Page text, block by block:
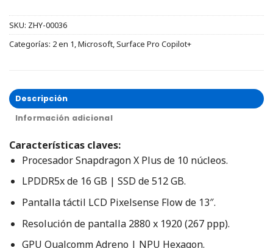
SKU: ZHY-00036
Categorías: 2 en 1,Microsoft,Surface Pro Copilot+
Descripción
Información adicional
Características claves:
Procesador Snapdragon X Plus de 10 núcleos.
LPDDR5x de 16 GB | SSD de 512 GB.
Pantalla táctil LCD Pixelsense Flow de 13″.
Resolución de pantalla 2880 x 1920 (267 ppp).
GPU Qualcomm Adreno | NPU Hexagon.